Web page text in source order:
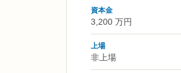
資本金
3,200 万円
上場
非上場